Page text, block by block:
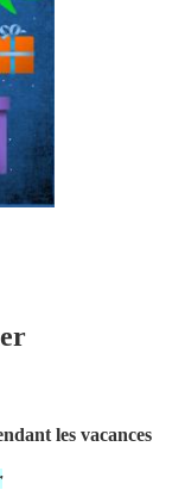
les vacances